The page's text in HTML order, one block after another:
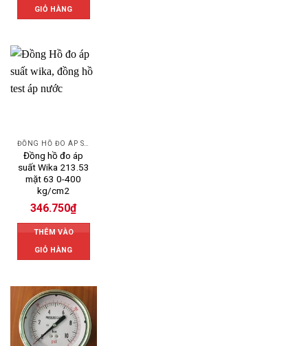
GIỎ HÀNG
Đồng hồ đo áp
suất Wika 213.53
mặt 63 0-400
kg/cm2
346.750₫
THÊM VÀO
GIỎ HÀNG